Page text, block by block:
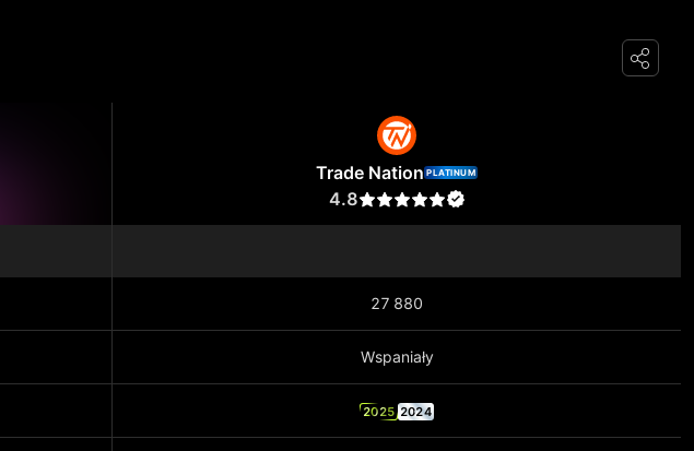
Trade Nation PLATINUM
4.8
27 880
Wspaniały
2025 2024